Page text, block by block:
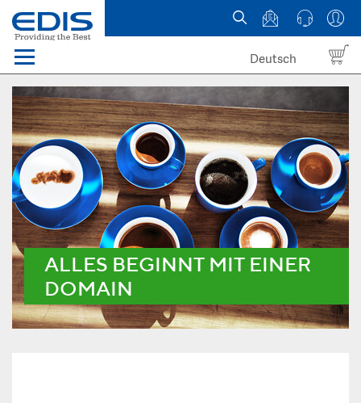
Menü
Domain names
Hosting
News
about EDIS
Deutsch
ALLES BEGINNT MIT EINER
DOMAIN